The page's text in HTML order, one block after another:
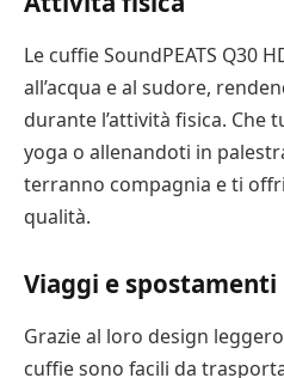
Le cuffie SoundPEATS Q30
all’acqua e al sudore,
durante l’attività fisica. Che
yoga o allenandoti in
terranno compagnia e ti
qualità.
Viaggi e spostamenti
Grazie al loro design
cuffie sono facili da